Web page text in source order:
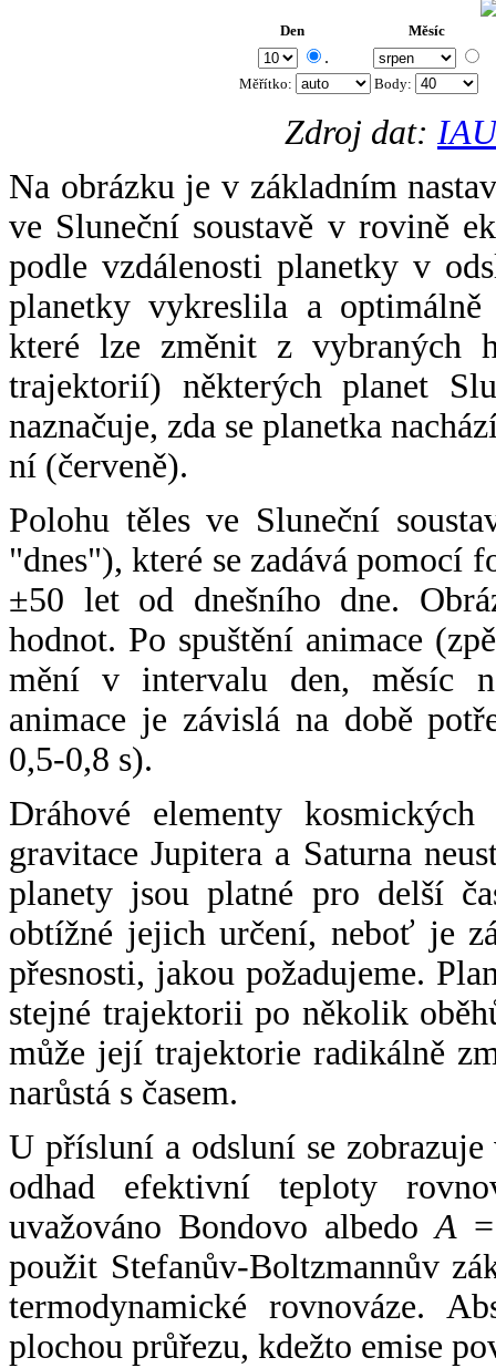
Den Měsíc
.
Měřítko: Body:
Zdroj dat:
Na obrázku je v základním
ve Sluneční soustavě v rovině
podle vzdálenosti planetky v
planetky vykreslila a
které lze změnit z vybraných
trajektorií) některých planet
naznačuje, zda se planetka
ní (červeně).
Polohu těles ve Sluneční
"dnes"), které se zadává pomocí
±50 let od dnešního dne.
hodnot. Po spuštění animace
mění v intervalu den, měsíc
animace je závislá na době
0,5-0,8 s).
Dráhové elementy
gravitace Jupitera a Saturna
planety jsou platné pro delší
obtížné jejich určení, neboť je
přesnosti, jakou požadujeme.
stejné trajektorii po několik
může její trajektorie radikálně
narůstá s časem.
U přísluní a odsluní se
odhad efektivní teploty
uvažováno Bondovo albedoA
použit Stefanův-Boltzmannův
termodynamické rovnováze.
plochou průřezu, kdežto emise